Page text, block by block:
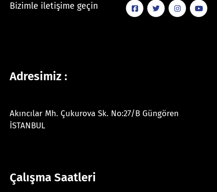
Bizimle iletişime geçin
Adresimiz :
Akıncılar Mh. Çukurova Sk. No:27/B Güngören
İSTANBUL
Çalışma Saatleri